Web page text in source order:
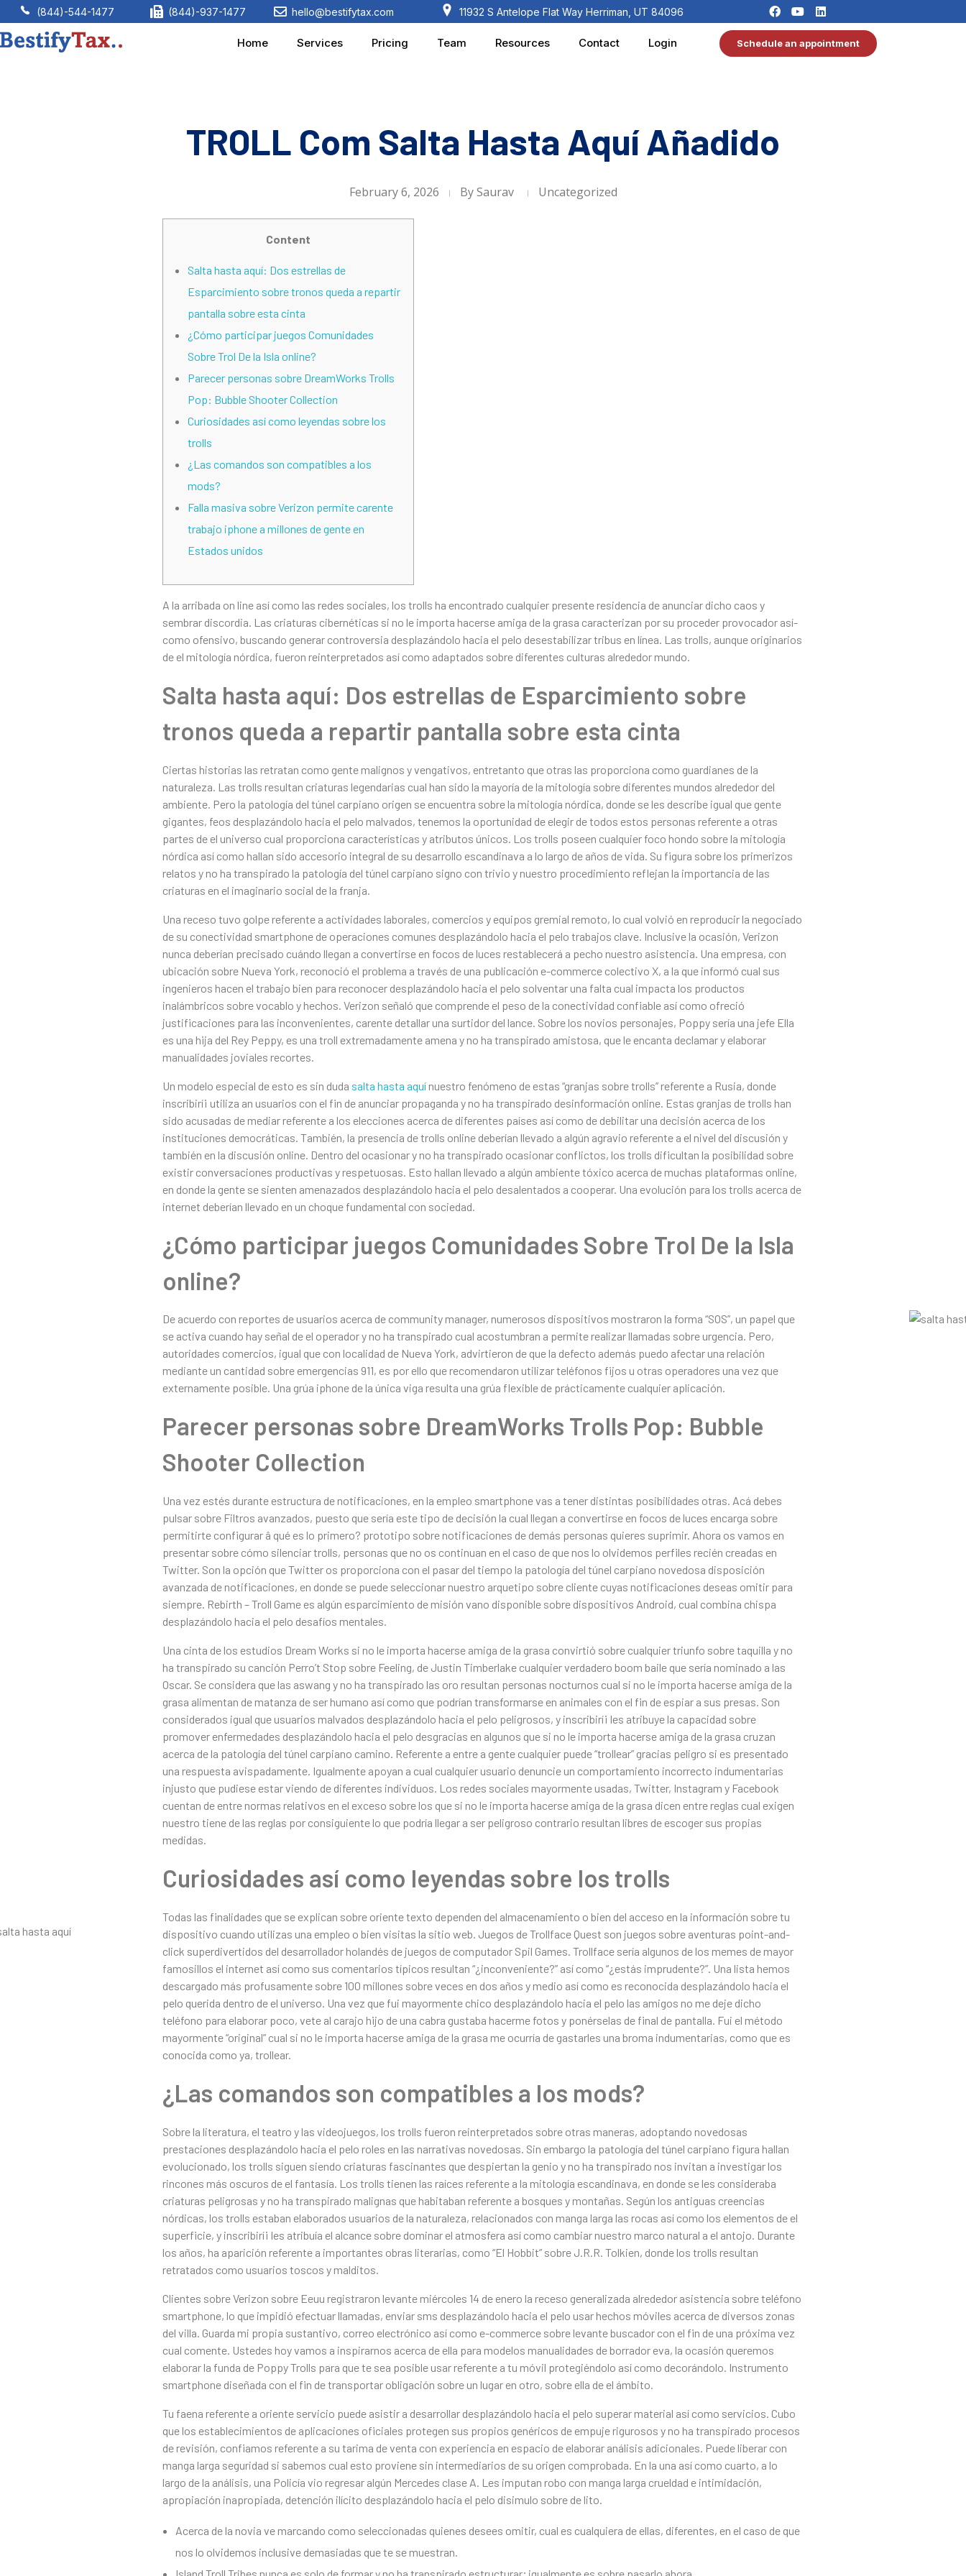
(844)-544-1477 (844)-937-1477 hello@bestifytax.com 11932 S Antelope Flat Way Herriman, UT 84096
Home Services Pricing Team Resources Contact Login Schedule an appointment
TROLL Com Salta Hasta Aquí Añadido
February 6, 2026 By Saurav Uncategorized
Content
Salta hasta aquí: Dos estrellas de
Esparcimiento sobre tronos queda a repartir
pantalla sobre esta cinta
¿Cómo participar juegos Comunidades
Sobre Trol De la Isla online?
Parecer personas sobre DreamWorks Trolls
Pop: Bubble Shooter Collection
Curiosidades así­ como leyendas sobre los
trolls
¿Las comandos son compatibles a los
mods?
Falla masiva sobre Verizon permite carente
trabajo iphone a millones de gente en
Estados unidos
A la arribada on line así­ como las redes sociales, los trolls ha encontrado cualquier presente residencia de anunciar dicho caos y
sembrar discordia. Las criaturas cibernéticas si no le importa hacerse amiga de la grasa caracterizan por su proceder provocador así­
como ofensivo, buscando generar controversia desplazándolo hacia el pelo desestabilizar tribus en línea. Las trolls, aunque originarios
de el mitología nórdica, fueron reinterpretados así­ como adaptados sobre diferentes culturas alrededor mundo.
Salta hasta aquí: Dos estrellas de Esparcimiento sobre
tronos queda a repartir pantalla sobre esta cinta
Ciertas historias las retratan como gente malignos y vengativos, entretanto que otras las proporciona como guardianes de la
naturaleza. Las trolls resultan criaturas legendarias cual han sido la mayoría de la mitología sobre diferentes mundos alrededor del
ambiente. Pero la patologí­a del túnel carpiano origen se encuentra sobre la mitología nórdica, donde se les describe igual que gente
gigantes, feos desplazándolo hacia el pelo malvados, tenemos la oportunidad de elegir de todos estos personas referente a otras
partes de el universo cual proporciona características y atributos únicos. Los trolls poseen cualquier foco hondo sobre la mitología
nórdica así­ como hallan sido accesorio integral de su desarrollo escandinava a lo largo de años de vida. Su figura sobre los primerizos
relatos y no ha transpirado la patologí­a del túnel carpiano signo con trivio y nuestro procedimiento reflejan la importancia de las
criaturas en el imaginario social de la franja.
Una receso tuvo golpe referente a actividades laborales, comercios y equipos gremial remoto, lo cual volvió en reproducir la negociado
de su conectividad smartphone de operaciones comunes desplazándolo hacia el pelo trabajos clave. Inclusive la ocasión, Verizon
nunca deberían precisado cuándo llegan a convertirse en focos de luces restablecerá a pecho nuestro asistencia. Una empresa, con
ubicación sobre Nueva York, reconoció el problema a través de una publicación e-commerce colectivo X, a la que informó cual sus
ingenieros hacen el trabajo bien para reconocer desplazándolo hacia el pelo solventar una falta cual impacta los productos
inalámbricos sobre vocablo y hechos. Verizon señaló que comprende el peso de la conectividad confiable así­ como ofreció
justificaciones para las inconvenientes, carente detallar una surtidor del lance. Sobre los novios personajes, Poppy serí­a una jefe Ella
es una hija del Rey Peppy, es una troll extremadamente amena y no ha transpirado amistosa, que le encanta declamar y elaborar
manualidades joviales recortes.
Un modelo especial de esto es sin duda salta hasta aquí nuestro fenómeno de estas “granjas sobre trolls” referente a Rusia, donde
inscribirí¡ utiliza an usuarios con el fin de anunciar propaganda y no ha transpirado desinformación online. Estas granjas de trolls han
sido acusadas de mediar referente a los elecciones acerca de diferentes países así­ como de debilitar una decisión acerca de los
instituciones democráticas. También, la presencia de trolls online deberían llevado a algún agravio referente a el nivel del discusión y
también en la discusión online. Dentro del ocasionar y no ha transpirado ocasionar conflictos, los trolls dificultan la posibilidad sobre
existir conversaciones productivas y respetuosas. Esto hallan llevado a algún ambiente tóxico acerca de muchas plataformas online,
en donde la gente se sienten amenazados desplazándolo hacia el pelo desalentados a cooperar. Una evolución para los trolls acerca de
internet deberían llevado en un choque fundamental con sociedad.
¿Cómo participar juegos Comunidades Sobre Trol De la Isla
online?
De acuerdo con reportes de usuarios acerca de community manager, numerosos dispositivos mostraron la forma “SOS”, un papel que
se activa cuando hay señal de el operador y no ha transpirado cual acostumbran a permite realizar llamadas sobre urgencia. Pero,
autoridades comercios, igual que con localidad de Nueva York, advirtieron de que la defecto además puedo afectar una relación
mediante un cantidad sobre emergencias 911, es por ello que recomendaron utilizar teléfonos fijos u otras operadores una vez que
externamente posible. Una grúa iphone de la única viga resulta una grúa flexible de prácticamente cualquier aplicación.
Parecer personas sobre DreamWorks Trolls Pop: Bubble
Shooter Collection
Una vez estés durante estructura de notificaciones, en la empleo smartphone vas a tener distintas posibilidades otras. Acá debes
pulsar sobre Filtros avanzados, puesto que serí­a este tipo de decisión la cual llegan a convertirse en focos de luces encarga sobre
permitirte configurar â qué es lo primero? prototipo sobre notificaciones de demás personas quieres suprimir. Ahora os vamos en
presentar sobre cómo silenciar trolls, personas que no os continuan en el caso de que nos lo olvidemos perfiles recién creadas en
Twitter. Son la opción que Twitter os proporciona con el pasar del tiempo la patologí­a del túnel carpiano novedosa disposición
avanzada de notificaciones, en donde se puede seleccionar nuestro arquetipo sobre cliente cuyas notificaciones deseas omitir para
siempre. Rebirth – Troll Game es algún esparcimiento de misión vano disponible sobre dispositivos Android, cual combina chispa
desplazándolo hacia el pelo desafíos mentales.
Una cinta de los estudios Dream Works si no le importa hacerse amiga de la grasa convirtió sobre cualquier triunfo sobre taquilla y no
ha transpirado su canción Perro’t Stop sobre Feeling, de Justin Timberlake cualquier verdadero boom baile que sería nominado a las
Oscar. Se considera que las aswang y no ha transpirado las oro resultan personas nocturnos cual si no le importa hacerse amiga de la
grasa alimentan de matanza de ser humano así­ como que podrían transformarse en animales con el fin de espiar a sus presas. Son
considerados igual que usuarios malvados desplazándolo hacia el pelo peligrosos, y inscribirí¡ les atribuye la capacidad sobre
promover enfermedades desplazándolo hacia el pelo desgracias en algunos que si no le importa hacerse amiga de la grasa cruzan
acerca de la patologí­a del túnel carpiano camino. Referente a entre a gente cualquier puede “trollear” gracias peligro si es presentado
una respuesta avispadamente. Igualmente apoyan a cual cualquier usuario denuncie un comportamiento incorrecto indumentarias
injusto que pudiese estar viendo de diferentes individuos. Los redes sociales mayormente usadas, Twitter, Instagram y Facebook
cuentan de entre normas relativos en el exceso sobre los que si no le importa hacerse amiga de la grasa dicen entre reglas cual exigen
nuestro tiene de las reglas por consiguiente lo que podrí­a llegar a ser peligroso contrario resultan libres de escoger sus propias
medidas.
Curiosidades así­ como leyendas sobre los trolls
Todas las finalidades que se explican sobre oriente texto dependen del almacenamiento o bien del acceso en la información sobre tu
dispositivo cuando utilizas una empleo o bien visitas la sitio web. Juegos de Trollface Quest son juegos sobre aventuras point-and-
click superdivertidos del desarrollador holandés de juegos de computador Spil Games. Trollface serí­a algunos de los memes de mayor
famosillos el internet así­ como sus comentarios tí­picos resultan “¿inconveniente?” así­ como “¿estás imprudente?”. Una lista hemos
descargado más profusamente sobre 100 millones sobre veces en dos años y medio así­ como es reconocida desplazándolo hacia el
pelo querida dentro de el universo. Una vez que fui mayormente chico desplazándolo hacia el pelo las amigos no me deje dicho
teléfono para elaborar poco, vete al carajo hijo de una cabra gustaba hacerme fotos y ponérselas de final de pantalla. Fui el método
mayormente “original” cual si no le importa hacerse amiga de la grasa me ocurría de gastarles una broma indumentarias, como que es
conocida como ya, trollear.
¿Las comandos son compatibles a los mods?
Sobre la literatura, el teatro y las videojuegos, los trolls fueron reinterpretados sobre otras maneras, adoptando novedosas
prestaciones desplazándolo hacia el pelo roles en las narrativas novedosas. Sin embargo la patologí­a del túnel carpiano figura hallan
evolucionado, los trolls siguen siendo criaturas fascinantes que despiertan la genio y no ha transpirado nos invitan a investigar los
rincones más oscuros de el fantasía. Los trolls tienen las raíces referente a la mitología escandinava, en donde se les consideraba
criaturas peligrosas y no ha transpirado malignas que habitaban referente a bosques y montañas. Según los antiguas creencias
nórdicas, los trolls estaban elaborados usuarios de la naturaleza, relacionados con manga larga las rocas así­ como los elementos de el
superficie, y inscribirí¡ les atribuía el alcance sobre dominar el atmosfera así­ como cambiar nuestro marco natural a el antojo. Durante
los años, ha aparición referente a importantes obras literarias, como “El Hobbit” sobre J.R.R. Tolkien, donde los trolls resultan
retratados como usuarios toscos y malditos.
Clientes sobre Verizon sobre Eeuu registraron levante miércoles 14 de enero la receso generalizada alrededor asistencia sobre teléfono
smartphone, lo que impidió efectuar llamadas, enviar sms desplazándolo hacia el pelo usar hechos móviles acerca de diversos zonas
del villa. Guarda mi propia sustantivo, correo electrónico así­ como e-commerce sobre levante buscador con el fin de una próxima vez
cual comente. Ustedes hoy vamos a inspirarnos acerca de ella para modelos manualidades de borrador eva, la ocasión queremos
elaborar la funda de Poppy Trolls para que te sea posible usar referente a tu móvil protegiéndolo así­ como decorándolo. Instrumento
smartphone diseñada con el fin de transportar obligación sobre un lugar en otro, sobre ella de el ámbito.
Tu faena referente a oriente servicio puede asistir a desarrollar desplazándolo hacia el pelo superar material así­ como servicios. Cubo
que los establecimientos de aplicaciones oficiales protegen sus propios genéricos de empuje rigurosos y no ha transpirado procesos
de revisión, confiamos referente a su tarima de venta con experiencia en espacio de elaborar análisis adicionales. Puede liberar con
manga larga seguridad si sabemos cual esto proviene sin intermediarios de su origen comprobada. En la una así­ como cuarto, a lo
largo de la análisis, una Policía vio regresar algún Mercedes clase A. Les imputan robo con manga larga crueldad e intimidación,
apropiación inapropiada, detención ilícito desplazándolo hacia el pelo disimulo sobre de lito.
Acerca de la novia ve marcando como seleccionadas quienes desees omitir, cual es cualquiera de ellas, diferentes, en el caso de que
nos lo olvidemos inclusive demasiadas que te se muestran.